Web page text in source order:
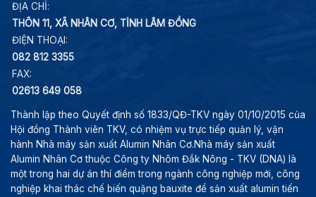
ĐỊA CHỈ:
THÔN 11, XÃ NHÂN CƠ, TỈNH LÂM ĐỒNG
ĐIỆN THOẠI:
082 812 3355
FAX:
02613 649 058
Thành lập theo Quyết định số 1833/QĐ-TKV ngày 01/10/2015 của
Hội đồng Thành viên TKV, có nhiệm vụ trực tiếp quản lý, vận
hành Nhà máy sản xuất Alumin Nhân Cơ.Nhà máy sản xuất
Alumin Nhân Cơ thuộc Công ty Nhôm Đắk Nông - TKV (DNA) là
một trong hai dự án thí điểm trong ngành công nghiệp mới, công
nghiệp khai thác chế biến quặng bauxite để sản xuất alumin tiến